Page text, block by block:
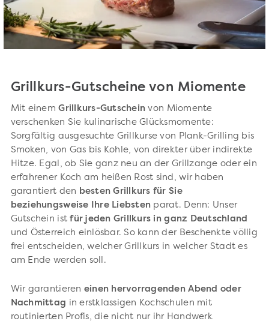
Grillkurs-Gutscheine von Miomente
Mit einemGrillkurs-Gutschein von Miomente
verschenken Sie kulinarische Glücksmomente:
Sorgfältig ausgesuchte Grillkurse von Plank-Grilling bis
Smoken, von Gas bis Kohle, von direkter über indirekte
Hitze. Egal, ob Sie ganz neu an der Grillzange oder ein
erfahrener Koch am heißen Rost sind, wir haben
garantiert den besten Grillkurs für Sie
beziehungsweise Ihre Liebsten parat. Denn: Unser
Gutschein istfür jeden Grillkurs in ganz Deutschland
und Österreich einlösbar. So kann der Beschenkte völlig
frei entscheiden, welcher Grillkurs in welcher Stadt es
am Ende werden soll.
Wir garantieren einen hervorragenden Abend oder
Nachmittag in erstklassigen Kochschulen mit
routinierten Profis, die nicht nur ihr Handwerk